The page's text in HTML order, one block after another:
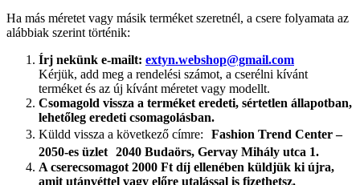
Ha más méretet vagy másik terméket szeretnél, a csere folyamata az
alábbiak szerint történik:
Írj nekünk e-mailt: extyn.webshop@gmail.com
Kérjük, add meg a rendelési számot, a cserélni kívánt
terméket és az új kívánt méretet vagy modellt.
Csomagold vissza a terméket eredeti, sértetlen állapotban,
lehetőleg eredeti csomagolásban.
Küldd vissza a következő címre: Fashion Trend Center –
2050-es üzlet 2040 Budaörs, Gervay Mihály utca 1.
A cserecsomagot 2000 Ft díj ellenében küldjük ki újra,
amit utánvéttel vagy előre utalással is fizethetsz.